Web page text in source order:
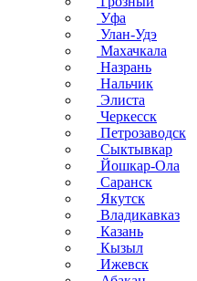
Уфа
Улан-Удэ
Махачкала
Назрань
Нальчик
Элиста
Черкесск
Петрозаводск
Сыктывкар
Йошкар-Ола
Саранск
Якутск
Владикавказ
Казань
Кызыл
Ижевск